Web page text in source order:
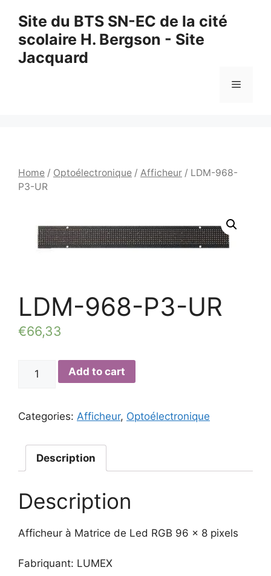
contenu
Site du BTS SN-EC de la cité
scolaire H. Bergson - Site
Jacquard
Menu
Home / Optoélectronique / Afficheur / LDM-968-
P3-UR
LDM-968-P3-UR
€66,33
LDM-
UR
Add to cart
Categories: Afficheur, Optoélectronique
Description
Description
Afficheur à Matrice de Led RGB 96 x 8 pixels
Fabriquant: LUMEX